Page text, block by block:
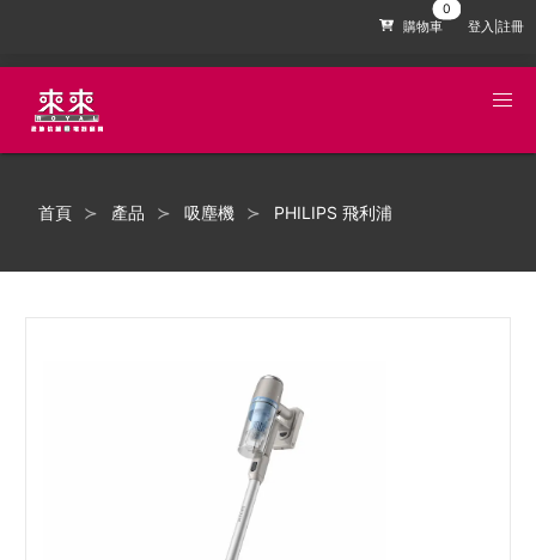
購物車 登入|註冊
首頁 產品 吸塵機 PHILIPS 飛利浦